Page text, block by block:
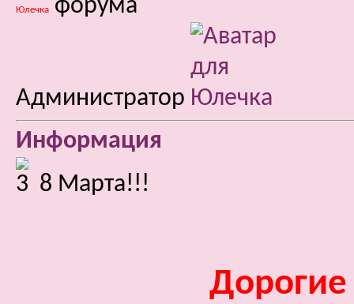
Юлечка
Администратор
Информация
8 Марта!!!